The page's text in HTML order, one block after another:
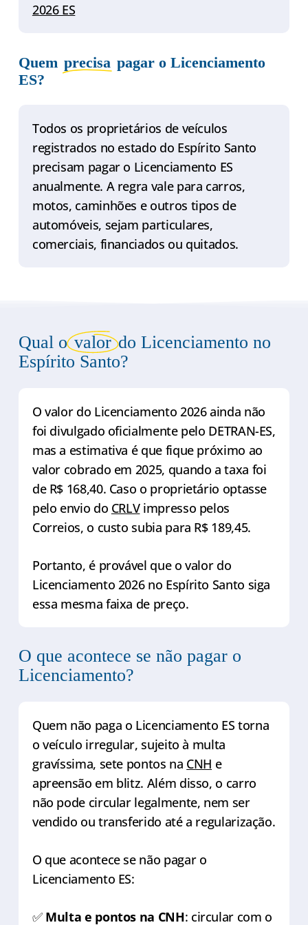
2026 ES
Quem precisa pagar o Licenciamento
ES?
Todos os proprietários de veículos
registrados no estado do Espírito Santo
precisam pagar o Licenciamento ES
anualmente. A regra vale para carros,
motos, caminhões e outros tipos de
automóveis, sejam particulares,
comerciais, financiados ou quitados.
Qual ovalordo Licenciamento no
Espírito Santo?
O valor do Licenciamento 2026 ainda não
foi divulgado oficialmente pelo DETRAN-ES,
mas a estimativa é que fique próximo ao
valor cobrado em 2025, quando a taxa foi
de R$ 168,40. Caso o proprietário optasse
pelo envio do CRLVimpresso pelos
Correios, o custo subia para R$ 189,45.
Portanto, é provável que o valor do
Licenciamento 2026 no Espírito Santo siga
essa mesma faixa de preço.
O que acontece se não pagar o
Licenciamento?
Quem não paga o Licenciamento ES torna
o veículo irregular, sujeito à multa
gravíssima, sete pontos na CNH e
apreensão em blitz. Além disso, o carro
não pode circular legalmente, nem ser
vendido ou transferido até a regularização.
O que acontece se não pagar o
Licenciamento ES:
✅ Multa e pontos na CNH: circular com o